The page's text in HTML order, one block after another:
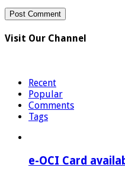
Visit Our Channel
Recent
Popular
Comments
Tags
e-OCI Card